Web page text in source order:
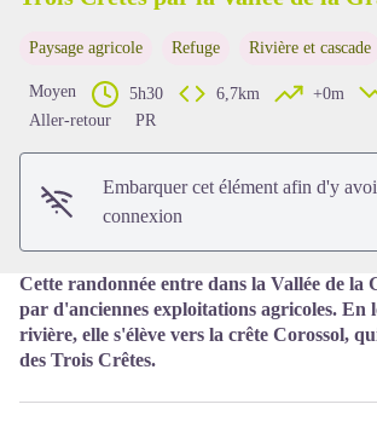
Voir l'image
Paysage agricole Refuge Rivière et cascade
Moyen 5h30 6,7km +0m
Aller-retour
PR
Embarquer cet élément afin d'y
connexion
Cette randonnée entre dans la Vallée de la
par d'anciennes exploitations agricoles. En
rivière, elle s'élève vers la crête Corossol,
des Trois Crêtes.